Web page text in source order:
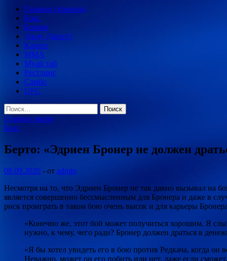
Главная страница
Бокс
Борьба
Джиу Джитсу
Карате
MMA
Муай тай
Рестлинг
Самбо
UFC
Найти:
Главное меню
Бокс
Берто: «Эдриен Бронер не должен
08.09.2020 - от admin
Несмотря на то, что Эдриен Бронер не так давно вызывал на
является совершенно бессмысленным для Бронера и даже в
риск проиграть в таком бою очень высок и для карьеры
«Конечно же, этот бой может получиться хорошим. Я
нужно, к чему, чего ради? Бронер должен драться в
«Я бы хотел увидеть его в бою против Редкача, когда
Неважно, может он его побить или нет, даже если